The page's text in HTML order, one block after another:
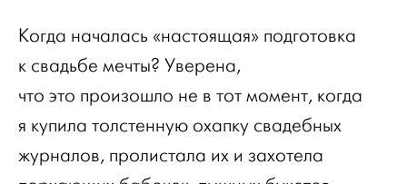
Когда началась «настоящая» подготовка
к свадьбе мечты? Уверена,
что это произошло не в тот момент, когда
я купила толстенную охапку свадебных
журналов, пролистала их и захотела